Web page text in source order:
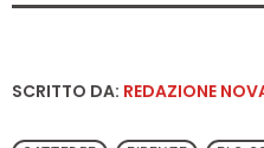
SCRITTO DA: REDAZIONE